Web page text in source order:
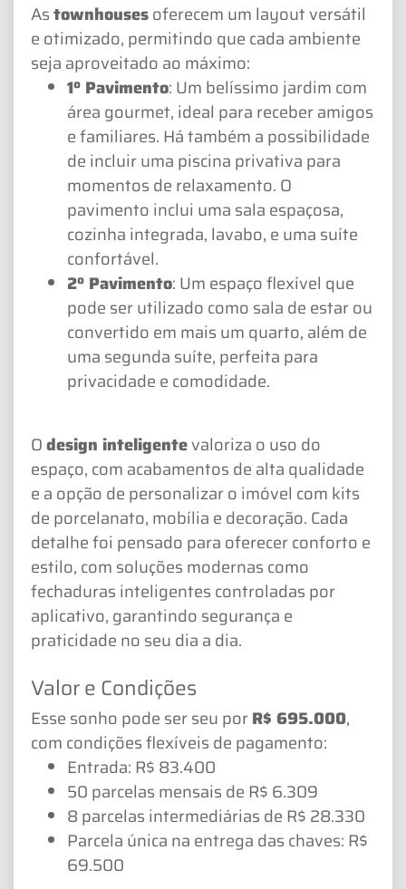
Astownhousesoferecem um layout versátil
e otimizado, permitindo que cada ambiente
seja aproveitado ao máximo:
1º Pavimento: Um belíssimo jardim com
área gourmet, ideal para receber amigos
e familiares. Há também a possibilidade
de incluir uma piscina privativa para
momentos de relaxamento. O
pavimento inclui uma sala espaçosa,
cozinha integrada, lavabo, e uma suíte
confortável.
2º Pavimento: Um espaço flexível que
pode ser utilizado como sala de estar ou
convertido em mais um quarto, além de
uma segunda suíte, perfeita para
privacidade e comodidade.
Odesign inteligentevaloriza o uso do
espaço, com acabamentos de alta qualidade
e a opção de personalizar o imóvel com kits
de porcelanato, mobília e decoração. Cada
detalhe foi pensado para oferecer conforto e
estilo, com soluções modernas como
fechaduras inteligentes controladas por
aplicativo, garantindo segurança e
praticidade no seu dia a dia.
Valor e Condições
Esse sonho pode ser seu porR$ 695.000,
com condições flexíveis de pagamento:
Entrada: R$ 83.400
50 parcelas mensais de R$ 6.309
8 parcelas intermediárias de R$ 28.330
Parcela única na entrega das chaves: R$
69.500